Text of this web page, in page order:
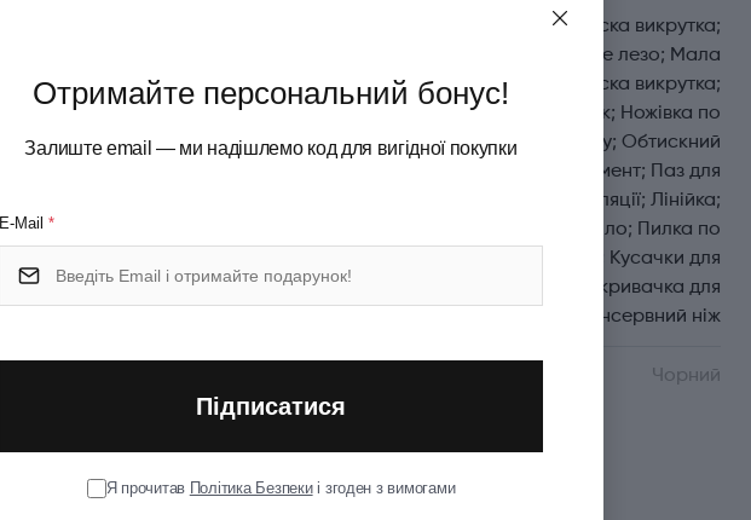
Велика пласка викрутка;
Велике лезо; Мала
пласка викрутка;
Напилок; Ножівка по
металу; Обтискний
інструмент; Паз для
зняття ізоляції; Лінійка;
Дірокол-шило; Пилка по
дереву; Кусачки для
дроту; Відкривачка для
пляшок; Консервний ніж
Чорний
Отримайте персональний бонус!
Залиште email — ми надішлемо код для вигідної покупки
E-Mail *
Підписатися
Я прочитав Політика Безпекиі згоден з вимогами